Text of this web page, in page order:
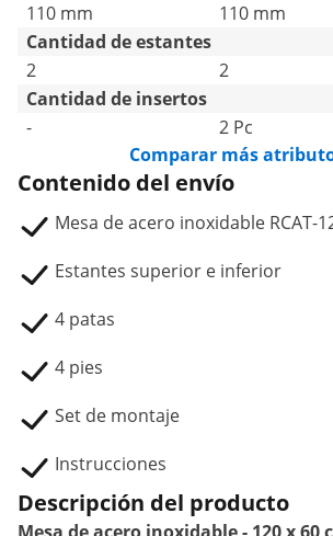
110 mm
110 mm
Cantidad de estantes
2
2
Cantidad de insertos
-
2 Pc
Comparar más
Contenido del envío
Mesa de acero inoxidable RCAT-
Estantes superior e inferior
4 patas
4 pies
Set de montaje
Instrucciones
Descripción del producto